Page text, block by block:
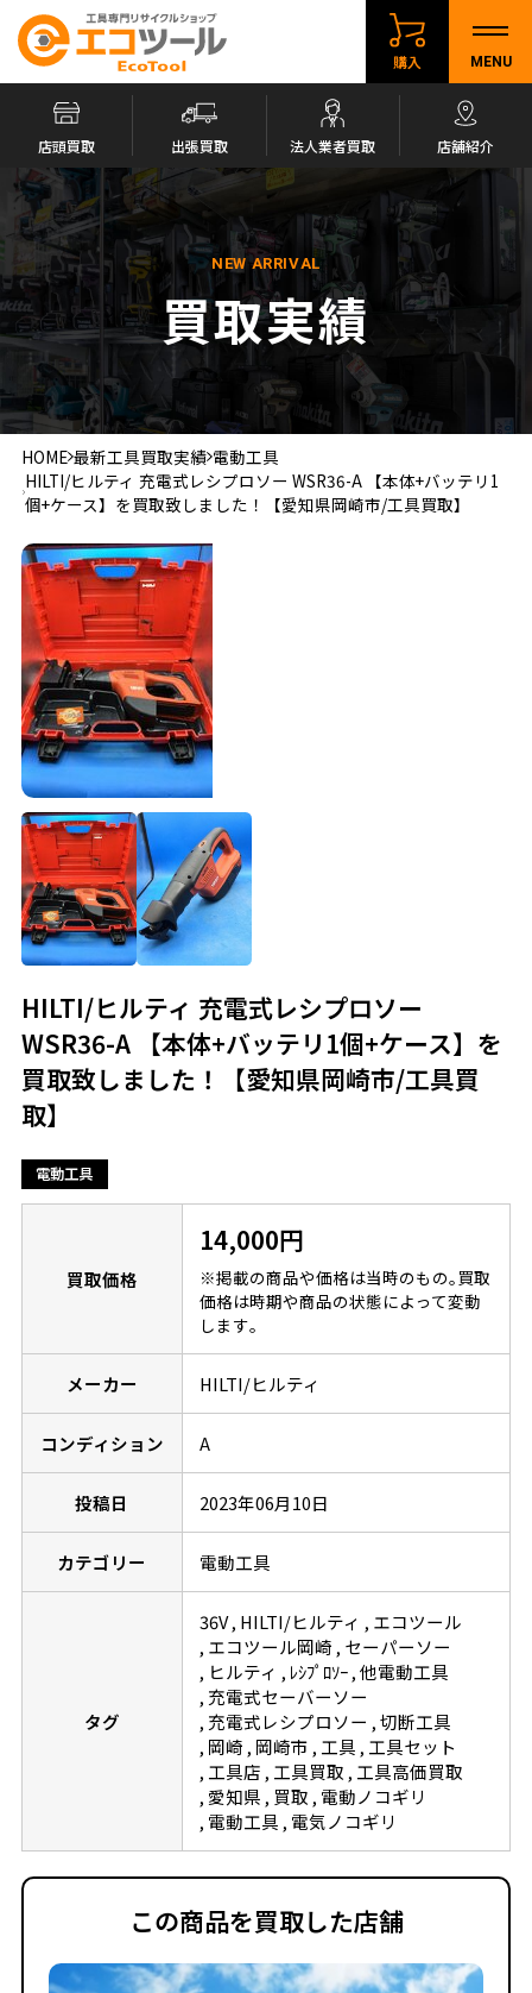
購入 MENU
店頭買取 出張買取 法人業者買取 店舗紹介
NEW ARRIVAL
買取実績
HOME 最新工具買取実績 電動工具
HILTI/ヒルティ 充電式レシプロソー WSR36-A 【本体+バッテリ1
個+ケース】を買取致しました！【愛知県岡崎市/工具買取】
HILTI/ヒルティ 充電式レシプロソー
WSR36-A 【本体+バッテリ1個+ケース】を
買取致しました！【愛知県岡崎市/工具買
取】
電動工具
買取価格
14,000円
※掲載の商品や価格は当時のもの｡買取
価格は時期や商品の状態によって変動
します｡
メーカー HILTI/ヒルティ
コンディション A
投稿日 2023年06月10日
カテゴリー 電動工具
タグ
36V HILTI/ヒルティ
エコツール
エコツール岡崎 セーパーソー
ヒルティ
ﾚｼﾌﾟﾛｿｰ 他電動工具
充電式セーバーソー
充電式レシプロソー 切断工具
岡崎 岡崎市 工具 工具セット
工具店 工具買取 工具高価買取
愛知県
買取 電動ノコギリ
電動工具 電気ノコギリ
この商品を買取した店舗